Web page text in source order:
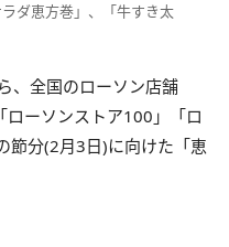
ダ恵方巻」、「牛すき太
、全国のローソン店舗
ーソンストア100」「ロ
節分(2月3日)に向けた「恵